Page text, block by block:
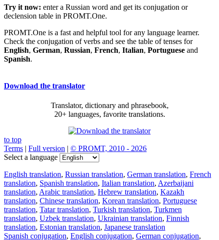
Try it now: enter a Russian word and get its conjugation or
declension table in PROMT.One.
PROMT.One is a fast and helpful tool for any language learner.
Check the conjugation of verbs and see the table of tenses for
English, German, Russian, French, Italian, Portuguese and
Spanish.
Download the translator
Translator, dictionary and phrasebook,
20+ languages, favorite translations.
to top
Terms | Full version | © PROMT, 2010 - 2026
Select a language
English translation, Russian translation, German translation, French
translation, Spanish translation, Italian translation, Azerbaijani
translation, Arabic translation, Hebrew translation, Kazakh
translation, Chinese translation, Korean translation, Portuguese
translation, Tatar translation, Turkish translation, Turkmen
translation, Uzbek translation, Ukrainian translation, Finnish
translation, Estonian translation, Japanese translation
Spanish conjugation, English conjugation, German conjugation,